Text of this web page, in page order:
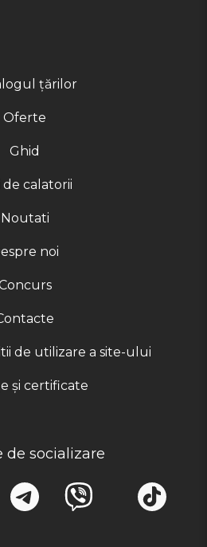
țărilor
Oferte
Ghid
de calatorii
Noutati
noi
de utilizare a site-ului
și certificate
de socializare